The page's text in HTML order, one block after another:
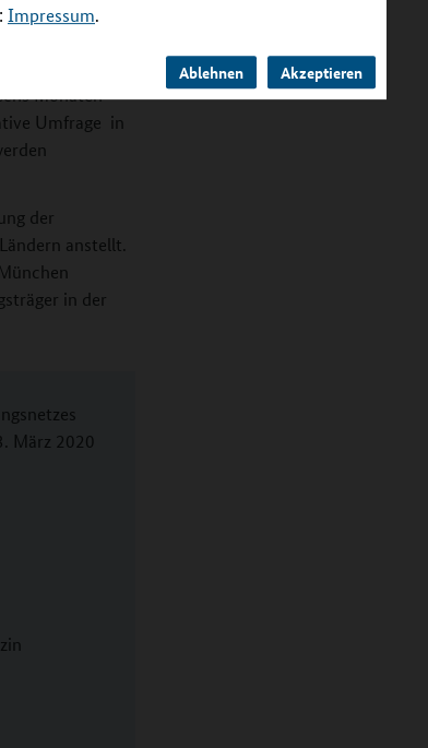
Impressum.
Ablehnen Akzeptieren
Plattform
Monaten
Umfrage in
der
anstellt.
in der
März 2020